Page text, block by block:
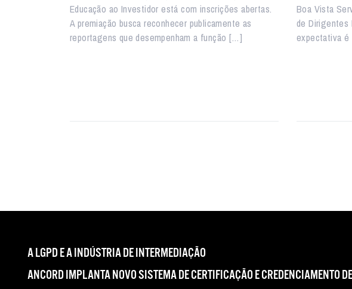
Educação ao Investidor está com inscrições abertas.
A premiação busca reconhecer publicamente as
reportagens que desempenham a função […]
Boa Vista
de Dirigentes
expectativa
A LGPD E A INDÚSTRIA DE INTERMEDIAÇÃO
ANCORD IMPLANTA NOVO SISTEMA DE CERTIFICAÇÃO E CREDENCIAMENTO